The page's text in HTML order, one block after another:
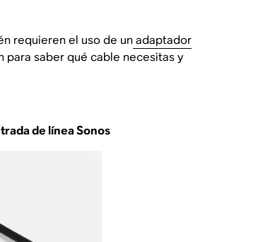
requieren el uso de unadaptador
para saber qué cable necesitas y
de línea Sonos